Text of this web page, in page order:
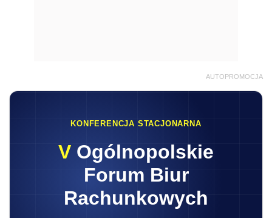
AUTOPROMOCJA
KONFERENCJA STACJONARNA
V Ogólnopolskie
Forum Biur
Rachunkowych